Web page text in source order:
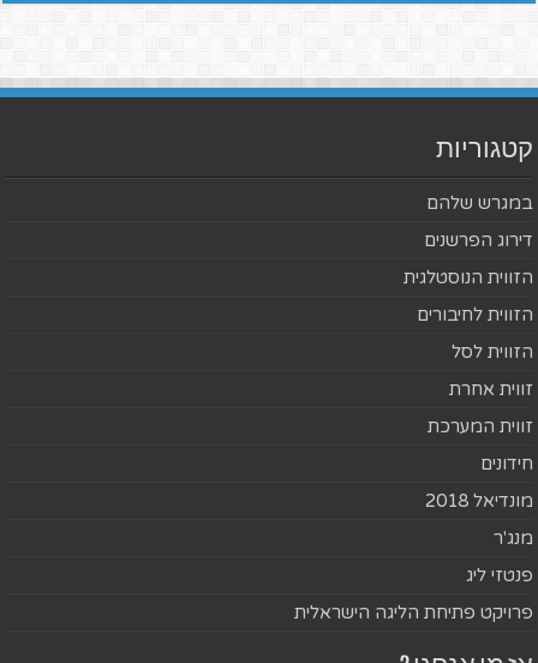
קטגוריות
במגרש שלהם
דירוג הפרשנים
הזווית הנוסטלגית
הזווית לחיבורים
הזווית לסל
זווית אחרת
זווית המערכת
חידונים
מונדיאל 2018
מנג'ר
פנטזי ליג
פרויקט פתיחת הליגה הישראלית